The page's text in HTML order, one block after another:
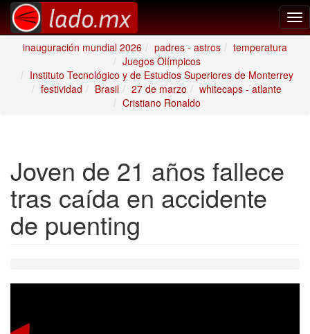
inauguración mundial 2026
padres - astros
temperatura
Juegos Olímpicos
Instituto Tecnológico y de Estudios Superiores de Monterrey
festividad
Brasil 27 de marzo
whitecaps - atlante
Cristiano Ronaldo
Joven de 21 años fallece
tras caída en accidente
de puenting